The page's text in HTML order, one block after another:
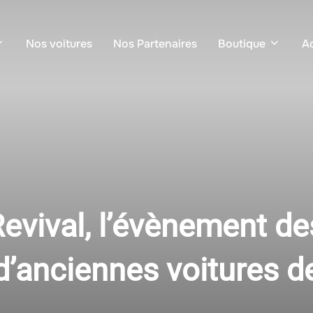
Nos voitures Nos Partenaires Boutique
l’évènement
voitures